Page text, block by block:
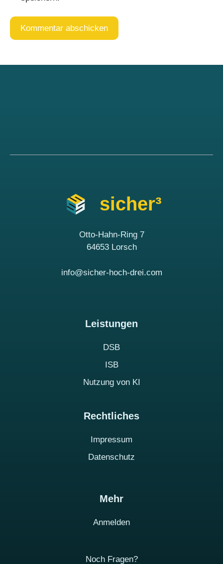
Leistungen
DSB
ISB
Nutzung von KI
Rechtliches
Impressum
Datenschutz
Mehr
Anmelden
Noch Fragen?
sicher³
Otto-Hahn-Ring 7
64653 Lorsch
info@sicher-hoch-drei.com